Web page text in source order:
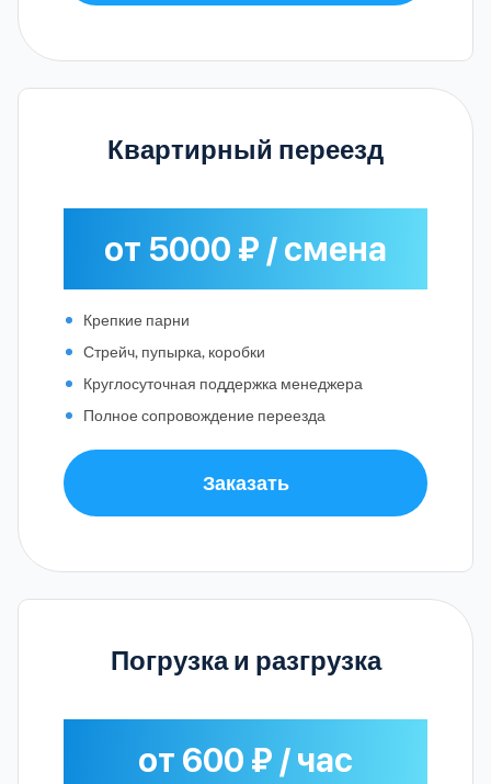
Квартирный переезд
от 5000 ₽ / смена
Крепкие парни
Стрейч, пупырка, коробки
Круглосуточная поддержка менеджера
Полное сопровождение переезда
Заказать
Погрузка и разгрузка
от 600 ₽ / час